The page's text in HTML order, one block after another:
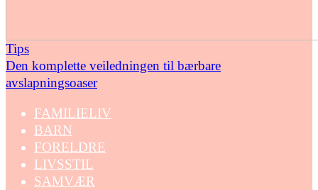
Tips
Den komplette veiledningen til bærbare
avslapningsoaser
FAMILIELIV
BARN
FORELDRE
LIVSSTIL
SAMVÆR